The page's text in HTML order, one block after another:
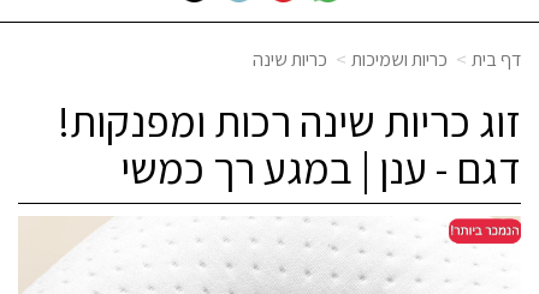
דף בית כריות ושמיכות כריות שינה
זוג כריות שינה רכות ומפנקות!
דגם - ענן | במגע רך כמשי